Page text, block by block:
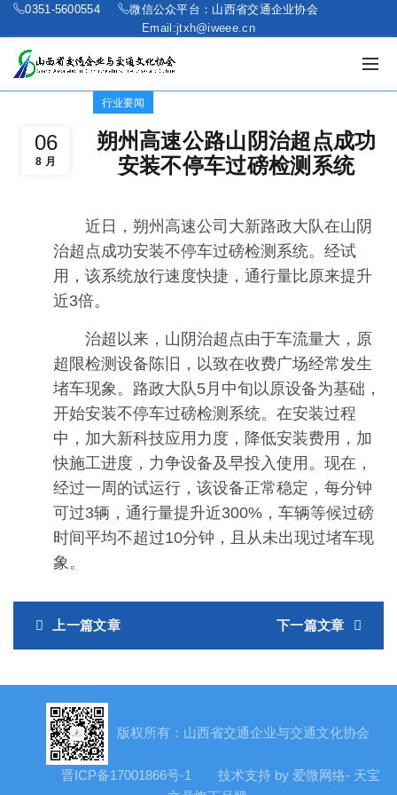
0351-5600554
微信公众平台：山西省交通企业协会
Email:jtxh@iweee.cn
06
8 月
行业要闻
朔州高速公路山阴治超点成功
安装不停车过磅检测系统
近日，朔州高速公司大新路政大队在山阴
治超点成功安装不停车过磅检测系统。经试
用，该系统放行速度快捷，通行量比原来提升
近3倍。
治超以来，山阴治超点由于车流量大，原
超限检测设备陈旧，以致在收费广场经常发生
堵车现象。路政大队5月中旬以原设备为基础，
开始安装不停车过磅检测系统。在安装过程
中，加大新科技应用力度，降低安装费用，加
快施工进度，力争设备及早投入使用。现在，
经过一周的试运行，该设备正常稳定，每分钟
可过3辆，通行量提升近300%，车辆等候过磅
时间平均不超过10分钟，且从未出现过堵车现
象。
上一篇文章 下一篇文章
版权所有：山西省交通企业与交通文化协会
晋ICP备17001866号-1
技术支持 by 爱微网络- 天宝